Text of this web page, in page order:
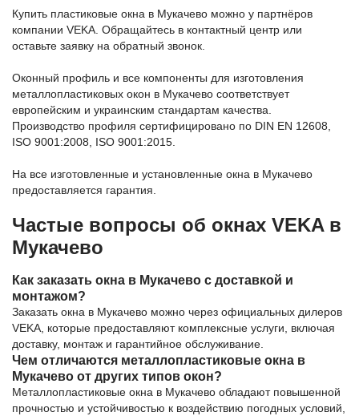
Купить пластиковые окна в Мукачево можно у партнёров
компании VEKA. Обращайтесь в контактный центр или
оставьте заявку на обратный звонок.
Оконный профиль и все компоненты для изготовления
металлопластиковых окон в Мукачево соответствует
европейским и украинским стандартам качества.
Производство профиля сертифицировано по DIN EN 12608,
ISO 9001:2008, ISO 9001:2015.
На все изготовленные и установленные окна в Мукачево
предоставляется гарантия.
Частые вопросы об окнах VEKA в
Мукачево
Как заказать окна в Мукачево с доставкой и
монтажом?
Заказать окна в Мукачево можно через официальных дилеров
VEKA, которые предоставляют комплексные услуги, включая
доставку, монтаж и гарантийное обслуживание.
Чем отличаются металлопластиковые окна в
Мукачево от других типов окон?
Металлопластиковые окна в Мукачево обладают повышенной
прочностью и устойчивостью к воздействию погодных условий,